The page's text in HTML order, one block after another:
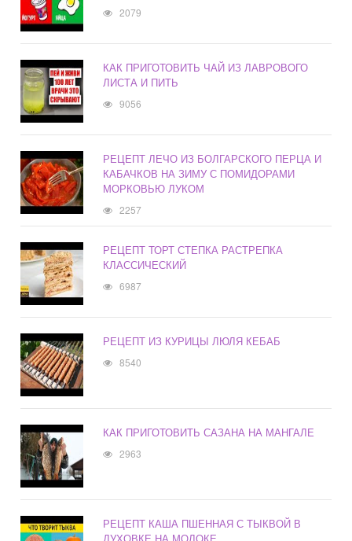
2079
КАК ПРИГОТОВИТЬ ЧАЙ ИЗ ЛАВРОВОГО
ЛИСТА И ПИТЬ
9056
РЕЦЕПТ ЛЕЧО ИЗ БОЛГАРСКОГО ПЕРЦА И
КАБАЧКОВ НА ЗИМУ С ПОМИДОРАМИ
МОРКОВЬЮ ЛУКОМ
2257
РЕЦЕПТ ТОРТ СТЕПКА РАСТРЕПКА
КЛАССИЧЕСКИЙ
6987
РЕЦЕПТ ИЗ КУРИЦЫ ЛЮЛЯ КЕБАБ
8540
КАК ПРИГОТОВИТЬ САЗАНА НА МАНГАЛЕ
2963
РЕЦЕПТ КАША ПШЕННАЯ С ТЫКВОЙ В